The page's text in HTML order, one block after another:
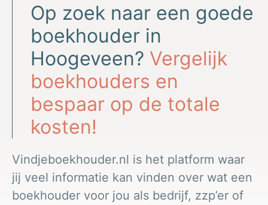
Op zoek naar een goede
boekhouder in
Hoogeveen? Vergelijk
boekhouders en
bespaar op de totale
kosten!
Vindjeboekhouder.nl is het platform waar
jij veel informatie kan vinden over wat een
boekhouder voor jou als bedrijf, zzp’er of